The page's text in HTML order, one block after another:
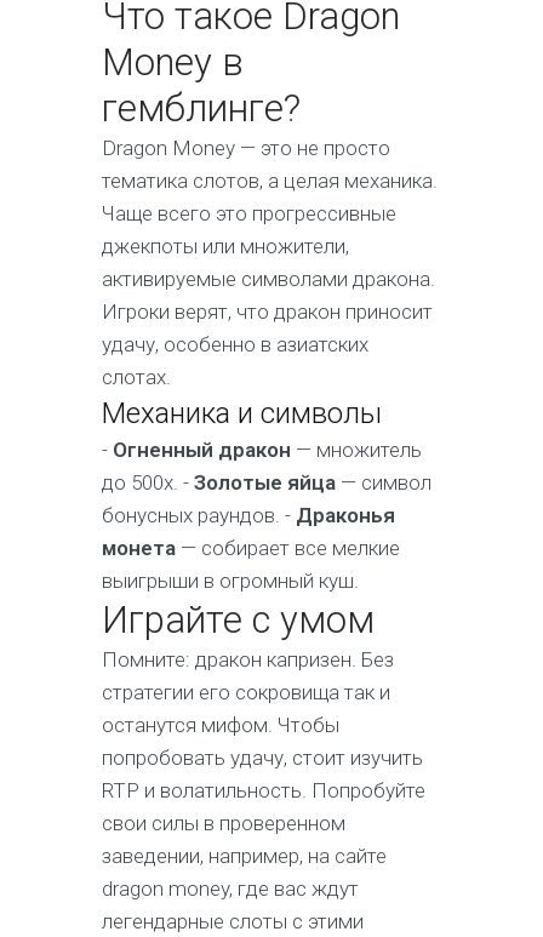
Что такое Dragon
Money в
гемблинге?
Dragon Money — это не просто
тематика слотов, а целая механика.
Чаще всего это прогрессивные
джекпоты или множители,
активируемые символами дракона.
Игроки верят, что дракон приносит
удачу, особенно в азиатских
слотах.
Механика и символы
- Огненный дракон — множитель
до 500x. - Золотые яйца — символ
бонусных раундов. - Драконья
монета — собирает все мелкие
выигрыши в огромный куш.
Играйте с умом
Помните: дракон капризен. Без
стратегии его сокровища так и
останутся мифом. Чтобы
попробовать удачу, стоит изучить
RTP и волатильность. Попробуйте
свои силы в проверенном
заведении, например, на сайте
dragon money, где вас ждут
легендарные слоты с этими